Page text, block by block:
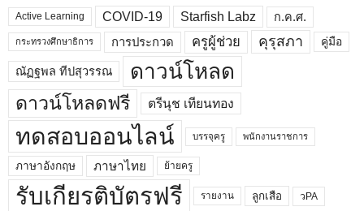
Active Learning COVID-19 Starfish Labz ก.ค.ศ.
กระทรวงศึกษาธิการ การประกวด ครูผู้ช่วย คุรุสภา คู่มือ
ณัฏฐพล ทีปสุวรรณ ดาวน์โหลด
ดาวน์โหลดฟรี ตรีนุช เทียนทอง
ทดสอบออนไลน์ บรรจุครู พนักงานราชการ
ภาษาอังกฤษ ภาษาไทย ย้ายครู
รับเกียรติบัตรฟรี รายงาน ลูกเสือ วPA